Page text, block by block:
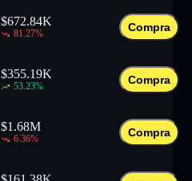
$672.84K
81.27%
Compra
$355.19K
53.23%
Compra
$1.68M
6.36%
Compra